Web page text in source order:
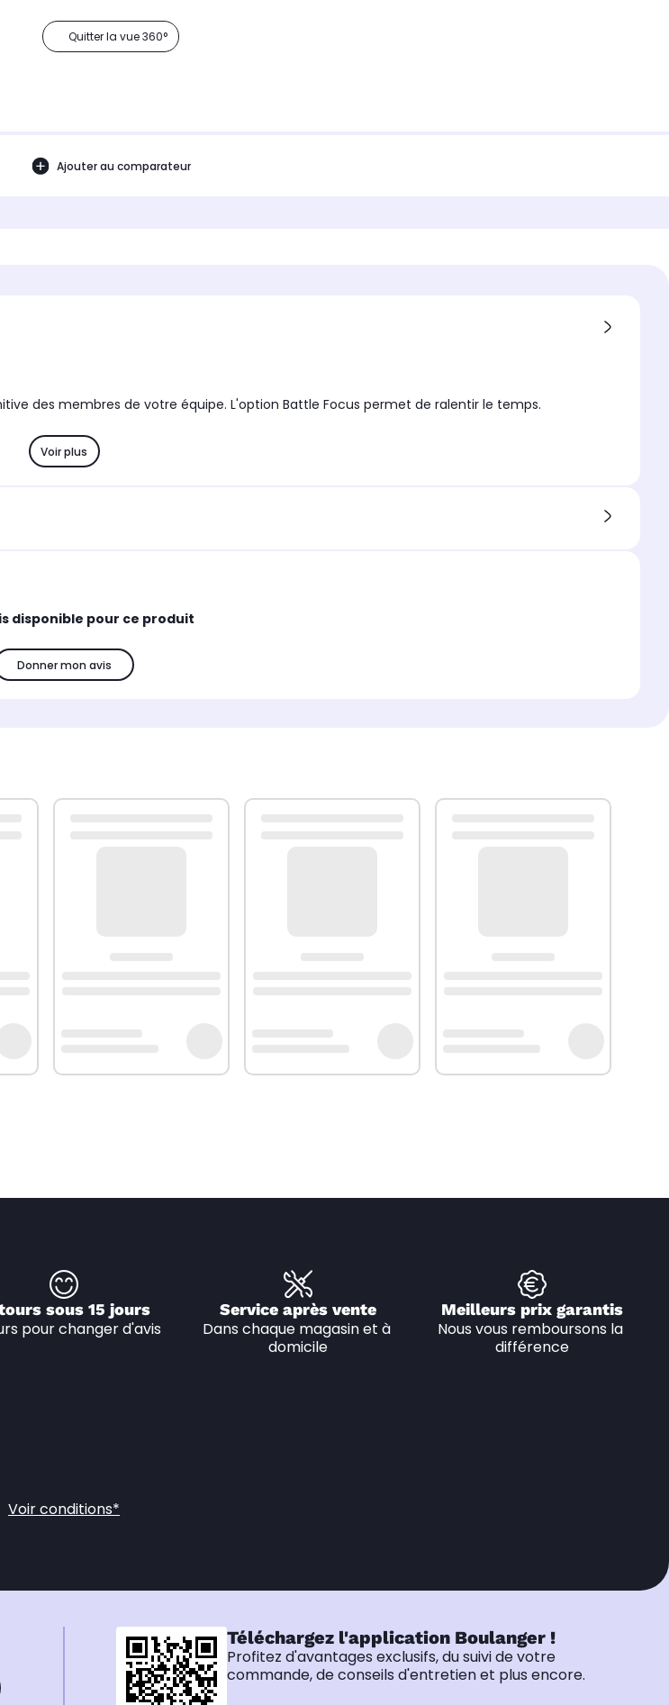
Quitter la vue 360°
Ajouter au comparateur
des membres de votre équipe. L'option Battle Focus permet de ralentir le temps.
Voir plus
disponible pour ce produit
Donner mon avis
sous 15 jours
pour changer d'avis
Service après vente
Dans chaque magasin et à
domicile
Meilleurs prix garantis
Nous vous remboursons la
différence
Voir conditions*
Téléchargez l'application Boulanger !
Profitez d'avantages exclusifs, du suivi de votre
commande, de conseils d'entretien et plus encore.